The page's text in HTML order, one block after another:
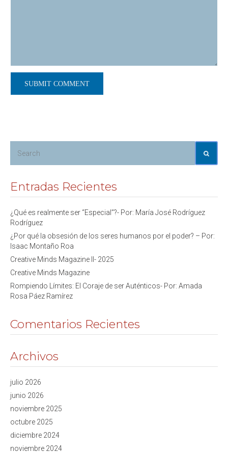
Entradas Recientes
¿Qué es realmente ser “Especial”?- Por: María José Rodríguez
Rodríguez
¿Por qué la obsesión de los seres humanos por el poder? – Por:
Isaac Montaño Roa
Creative Minds Magazine II- 2025
Creative Minds Magazine
Rompiendo Límites: El Coraje de ser Auténticos- Por: Amada
Rosa Páez Ramírez
Comentarios Recientes
Archivos
julio 2026
junio 2026
noviembre 2025
octubre 2025
diciembre 2024
noviembre 2024